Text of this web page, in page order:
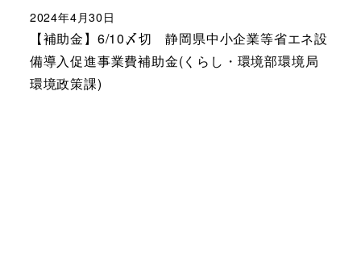
【補助金】6/10〆切 静岡県中小企業等省エネ設
備導入促進事業費補助金(くらし・環境部環境局
環境政策課)
2024年4月30日